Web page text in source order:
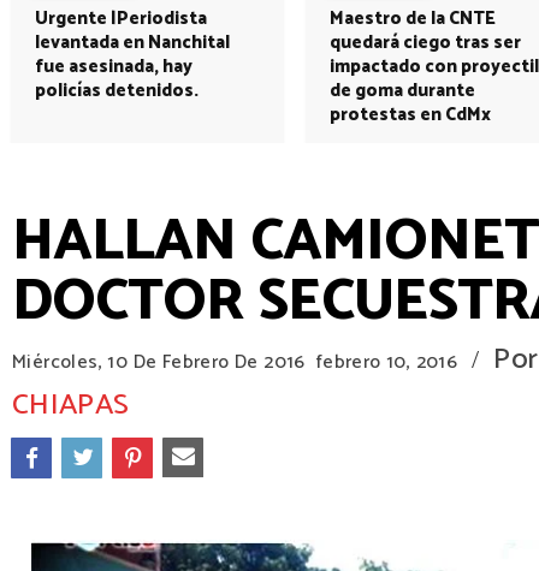
Urgente |Periodista
levantada en Nanchital
fue asesinada, hay
policías detenidos.
Maestro de la CNTE
quedará ciego tras ser
impactado con proyectil
de goma durante
protestas en CdMx
HALLAN
DOCTOR
Miércoles, 10 De Febrero De 2016 febrero 10, 2016 / Por
CHIAPAS